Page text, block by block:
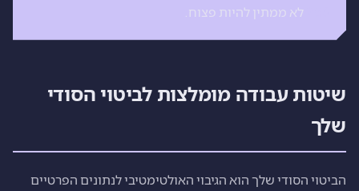
לא ממתין להיות פצוח.
שיטות עבודה מומלצות לביטוי הסודי
שלך
הביטוי הסודי שלך הוא הגיבוי האולטימטיבי לנתונים הפרטיים